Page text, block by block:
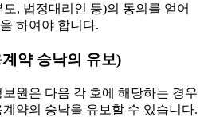
모, 법정대리인 등)의 동의를 얻어
하여야 합니다.
약 승낙의 유보)
원은 다음 각 호에 해당하는 경우
계약의 승낙을 유보할 수 있습니다.